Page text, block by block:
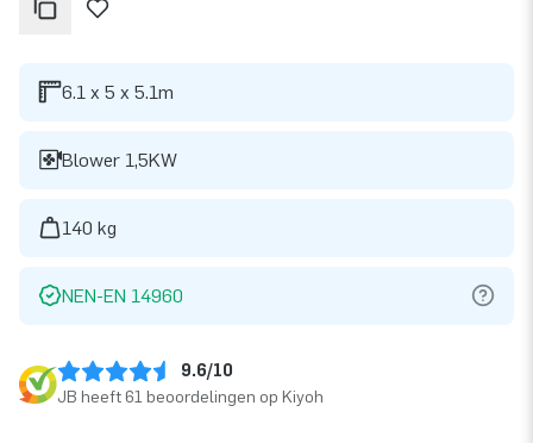
6.1 x 5 x 5.1m
Blower 1,5KW
140 kg
NEN-EN 14960
9.6/10
JB heeft 61 beoordelingen op Kiyoh